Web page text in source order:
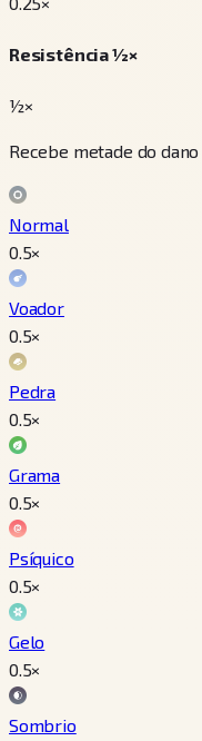
Resistência ½×
½×
Recebe metade do
Normal
0.5×
Voador
0.5×
Pedra
0.5×
Grama
0.5×
Psíquico
0.5×
Gelo
0.5×
Sombrio